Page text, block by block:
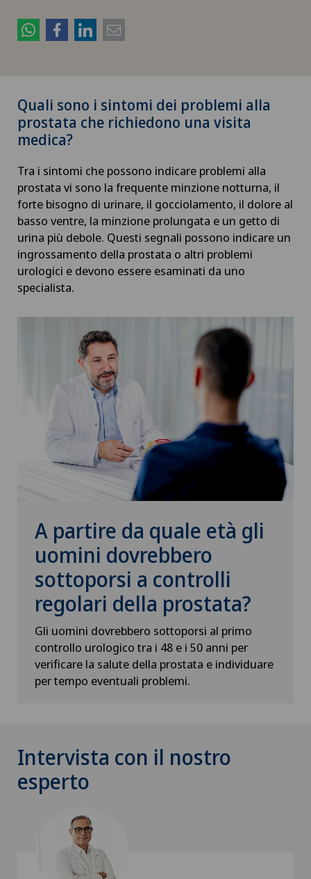
Quali sono i sintomi dei problemi alla
prostata che richiedono una visita
medica?
Tra i sintomi che possono indicare problemi alla
prostata vi sono la frequente minzione notturna, il
forte bisogno di urinare, il gocciolamento, il dolore al
basso ventre, la minzione prolungata e un getto di
urina più debole. Questi segnali possono indicare un
ingrossamento della prostata o altri problemi
urologici e devono essere esaminati da uno
specialista.
A partire da quale età gli
uomini dovrebbero
sottoporsi a controlli
regolari della prostata?
Gli uomini dovrebbero sottoporsi al primo
controllo urologico tra i 48 e i 50 anni per
verificare la salute della prostata e individuare
per tempo eventuali problemi.
Intervista con il nostro
esperto